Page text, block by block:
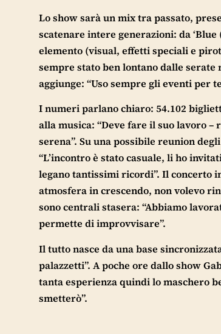
Lo show sarà un mix tra passato,
scatenare intere generazioni: da ‘Blue
elemento (visual, effetti speciali e
sempre stato ben lontano dalle
aggiunge: “Uso sempre gli eventi per
I numeri parlano chiaro: 54.102
alla musica: “Deve fare il suo lavoro
serena”. Su una possibile reunion
“L’incontro è stato casuale, li ho
legano tantissimi ricordi”. Il concerto
atmosfera in crescendo, non volevo
sono centrali stasera: “Abbiamo
permette di improvvisare”.
Il tutto nasce da una base
palazzetti”. A poche ore dallo show
tanta esperienza quindi lo maschero
smetterò”.